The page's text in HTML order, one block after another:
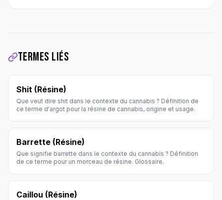
Termes liés
Shit (Résine)
Que veut dire shit dans le contexte du cannabis ? Définition de
ce terme d'argot pour la résine de cannabis, origine et usage.
Barrette (Résine)
Que signifie barrette dans le contexte du cannabis ? Définition
de ce terme pour un morceau de résine. Glossaire.
Caillou (Résine)